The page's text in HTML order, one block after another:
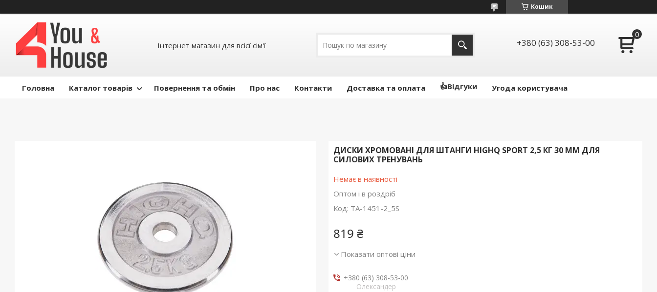
Кошик
Інтернет магазин для всієї сім'ї +380 (63) 308-53-00
Головна Каталог товарів Повернення та обмін Про нас Контакти Доставка та оплата 👍Відгуки Угода користувача
ДИСКИ ХРОМОВАНІ ДЛЯ ШТАНГИ HIGHQ SPORT 2,5 КГ 30 ММ ДЛЯ
СИЛОВИХ ТРЕНУВАНЬ
Немає в наявності
Оптом і в роздріб
Код: TA-1451-2_5S
819 ₴
Показати оптові ціни
+380 (63) 308-53-00
Олександер